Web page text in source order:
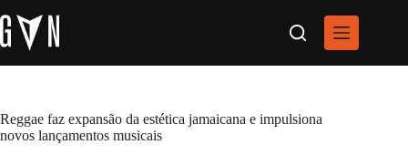
para
o
conteúdo
Reggae faz expansão da estética jamaicana e impulsiona
novos lançamentos musicais